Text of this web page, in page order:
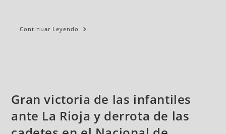
Continuar Leyendo
Gran victoria de las infantiles
ante La Rioja y derrota de las